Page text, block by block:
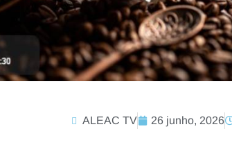
ALEAC TV 26 junho, 2026